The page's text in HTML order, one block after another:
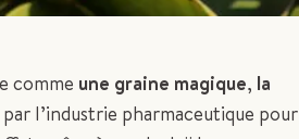
comme une graine magique, la
l’industrie pharmaceutique pour